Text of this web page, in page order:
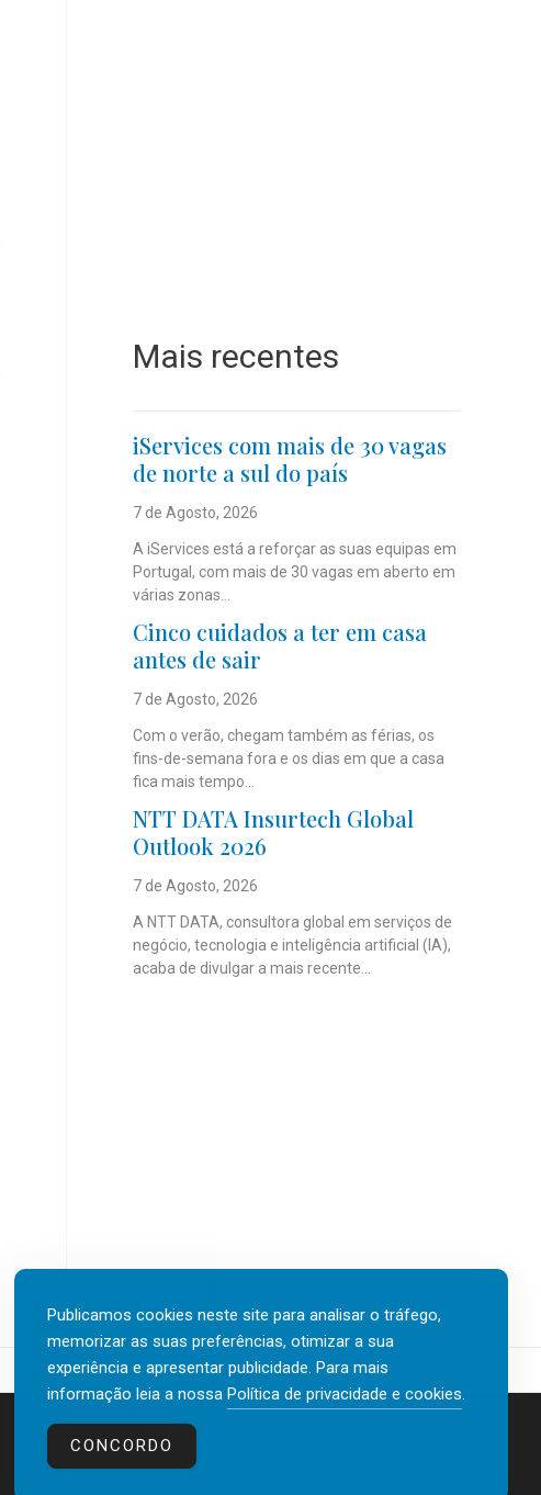
Mais recentes
iServices com mais de 30 vagas
de norte a sul do país
7 de Agosto, 2026
A iServices está a reforçar as suas equipas em
Portugal, com mais de 30 vagas em aberto em
várias zonas...
Cinco cuidados a ter em casa
antes de sair
7 de Agosto, 2026
Com o verão, chegam também as férias, os
fins-de-semana fora e os dias em que a casa
fica mais tempo...
NTT DATA Insurtech Global
Outlook 2026
7 de Agosto, 2026
A NTT DATA, consultora global em serviços de
negócio, tecnologia e inteligência artificial (IA),
acaba de divulgar a mais recente...
Contactos
Publicamos cookies neste site para analisar o tráfego,
memorizar as suas preferências, otimizar a sua
experiência e apresentar publicidade. Para mais
informação leia a nossa Política de privacidade e cookies.
CONCORDO